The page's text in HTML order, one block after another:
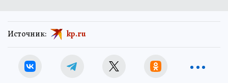
Источник: kp.ru